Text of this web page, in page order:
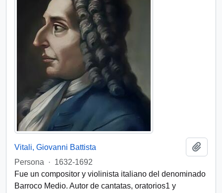
Vitali, Giovanni Battista
Persona
· 1632-1692
Fue un compositor y violinista italiano del denominado
Barroco Medio. Autor de cantatas, oratorios1​ y